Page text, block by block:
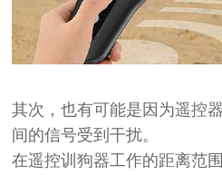
其次，也有可能是因为遥控
间的信号受到干扰。
在遥控训狗器工作的距离范